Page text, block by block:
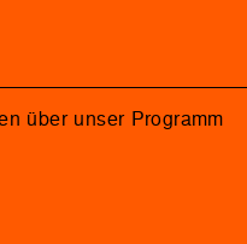
über unser Programm